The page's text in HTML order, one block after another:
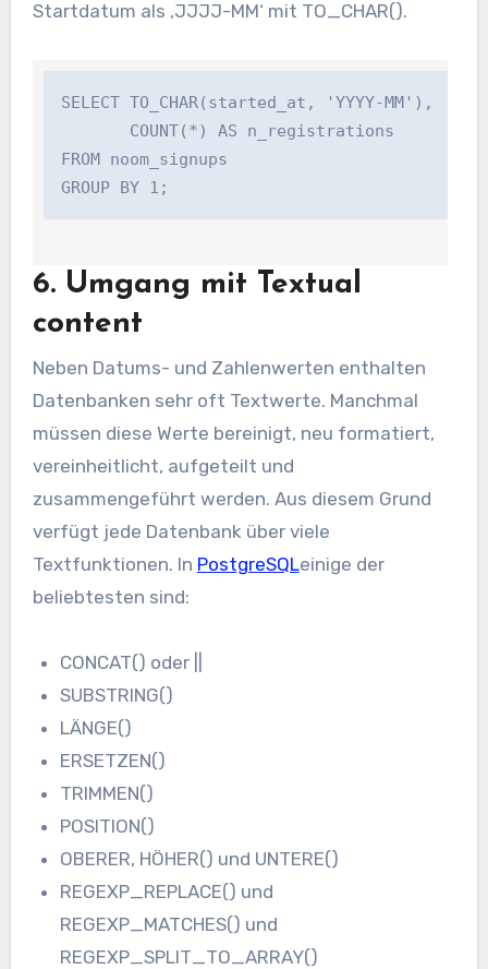
Startdatum als ‚JJJJ-MM‘ mit TO_CHAR().
SELECT TO_CHAR(started_at, 'YYYY-MM'),
       COUNT(*) AS n_registrations
FROM noom_signups
6. Umgang mit Textual
content
Neben Datums- und Zahlenwerten enthalten
Datenbanken sehr oft Textwerte. Manchmal
müssen diese Werte bereinigt, neu formatiert,
vereinheitlicht, aufgeteilt und
zusammengeführt werden. Aus diesem Grund
verfügt jede Datenbank über viele
Textfunktionen. In PostgreSQLeinige der
beliebtesten sind:
CONCAT() oder
SUBSTRING()
LÄNGE()
ERSETZEN()
TRIMMEN()
POSITION()
OBERER, HÖHER() und UNTERE()
REGEXP_REPLACE() und
REGEXP_MATCHES() und
REGEXP_SPLIT_TO_ARRAY()